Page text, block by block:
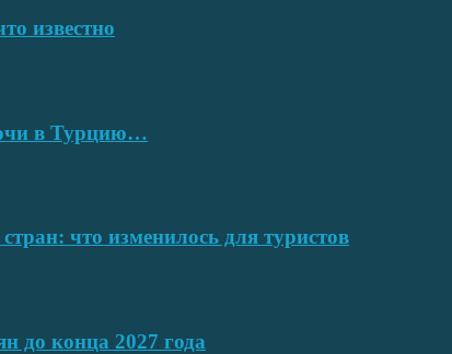
известно
в Турцию…
что изменилось для туристов
до конца 2027 года